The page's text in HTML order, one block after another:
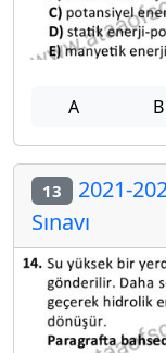
A B
13 2021-
Sınavı